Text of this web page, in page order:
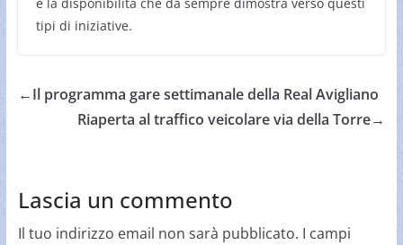
tipi di iniziative.
←Il programma gare settimanale della Real Avigliano
Riaperta al traffico veicolare via della Torre→
Lascia un commento
Il tuo indirizzo email non sarà pubblicato. I campi